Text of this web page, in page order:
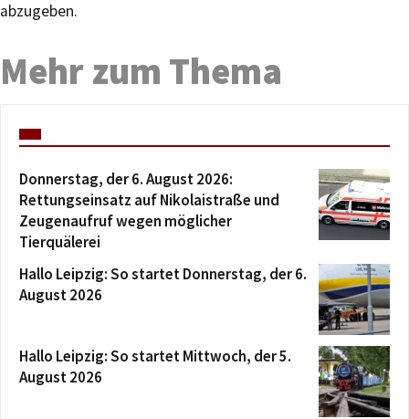
abzugeben.
Mehr zum Thema
Donnerstag, der 6. August 2026:
Rettungseinsatz auf Nikolaistraße und
Zeugenaufruf wegen möglicher
Tierquälerei
Hallo Leipzig: So startet Donnerstag, der 6.
August 2026
Hallo Leipzig: So startet Mittwoch, der 5.
August 2026